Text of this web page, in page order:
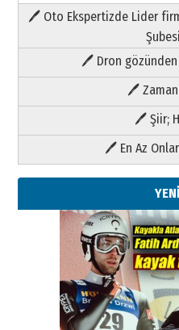
🖊 Oto Ekspertizde Lider
🖊 Dron
🖊
🖊 Şiir;
🖊 En Az